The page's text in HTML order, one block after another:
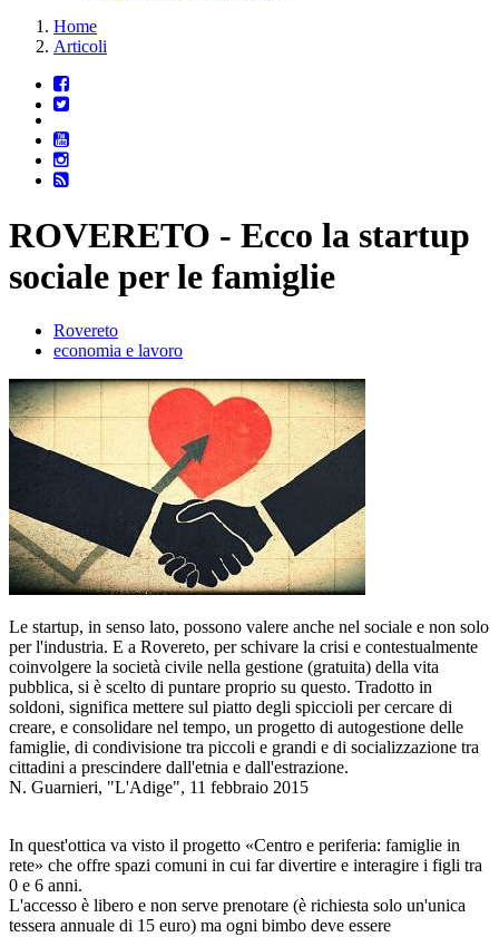
Home
Articoli
ROVERETO - Ecco la startup
sociale per le famiglie
Rovereto
economia e lavoro
Le startup, in senso lato, possono valere anche nel sociale e non solo
per l'industria. E a Rovereto, per schivare la crisi e contestualmente
coinvolgere la società civile nella gestione (gratuita) della vita
pubblica, si è scelto di puntare proprio su questo. Tradotto in
soldoni, significa mettere sul piatto degli spiccioli per cercare di
creare, e consolidare nel tempo, un progetto di autogestione delle
famiglie, di condivisione tra piccoli e grandi e di socializzazione tra
cittadini a prescindere dall'etnia e dall'estrazione.
N. Guarnieri, "L'Adige", 11 febbraio 2015
In quest'ottica va visto il progetto «Centro e periferia: famiglie in
rete» che offre spazi comuni in cui far divertire e interagire i figli tra
0 e 6 anni.
L'accesso è libero e non serve prenotare (è richiesta solo un'unica
tessera annuale di 15 euro) ma ogni bimbo deve essere